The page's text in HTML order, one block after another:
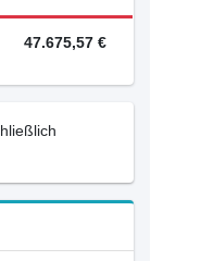
47.675,57 €